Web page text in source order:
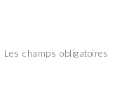
Les champs obligatoires